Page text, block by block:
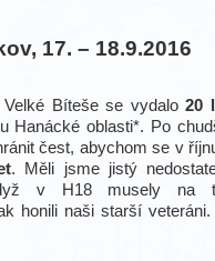
17. – 18.9.2016
Velké Bíteše se vydalo20
Hanácké oblasti*. Po
čest, abychom se v
. Měli jsme jistý
v H18 musely na
honili naši starší